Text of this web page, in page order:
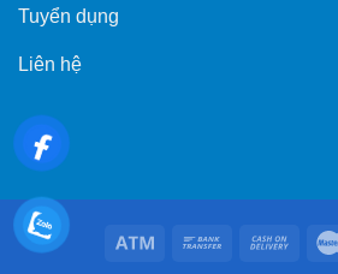
Tuyển dụng
Liên hệ